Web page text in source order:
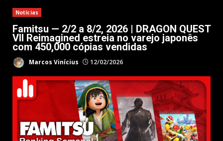
Notícias
Famitsu — 2/2 a 8/2, 2026 | DRAGON QUEST
VII Reimagined estreia no varejo japonês
com 450,000 cópias vendidas
Marcos Vinícius 12/02/2026